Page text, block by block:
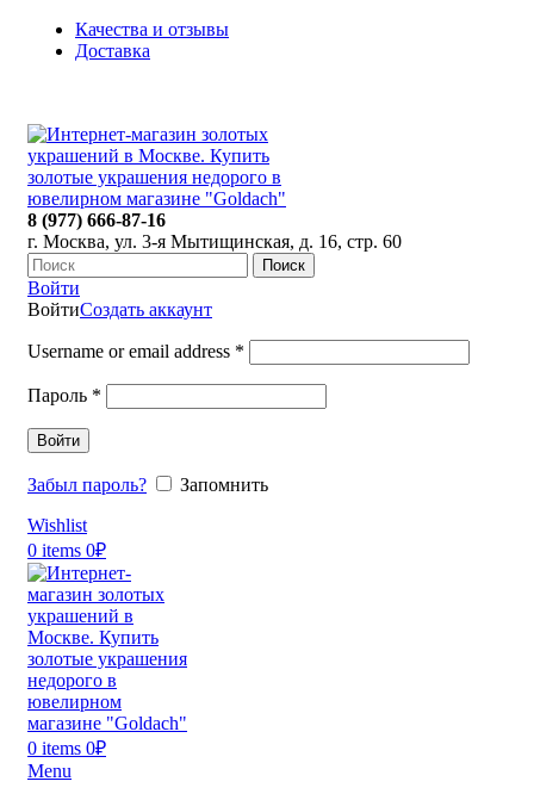
Качества и отзывы
Доставка
8 (977) 666-87-16
г. Москва, ул. 3-я Мытищинская, д. 16, стр. 60
Поиск
Войти
ВойтиСоздать аккаунт
Username or email address *
Пароль *
Войти
Забыл пароль?
Запомнить
Wishlist
0 items 0₽
0 items 0₽
Menu